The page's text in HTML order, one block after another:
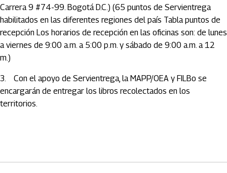
Carrera 9 #74-99. Bogotá D.C.) (65 puntos de Servientrega
habilitados en las diferentes regiones del país Tabla puntos de
recepción Los horarios de recepción en las oficinas son: de lunes
a viernes de 9:00 a.m. a 5:00 p.m. y sábado de 9:00 a.m. a 12
m.)
3. Con el apoyo de Servientrega, la MAPP/OEA y FILBo se
encargarán de entregar los libros recolectados en los
territorios.